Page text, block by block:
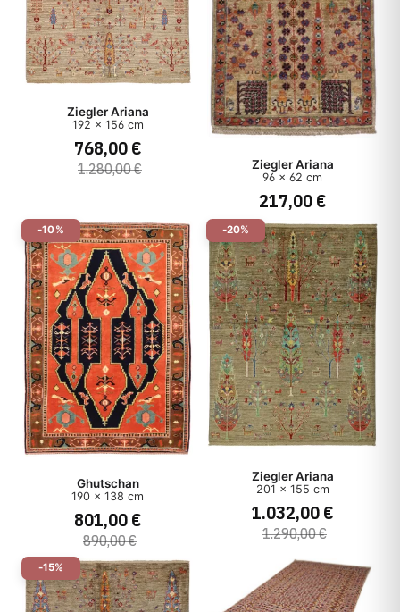
Ziegler Ariana
192 x 156 cm
768,00 €
1.280,00 € Ziegler Ariana
96 x 62 cm
217,00 €
-10%
Ghutschan
190 x 138 cm
801,00 €
890,00 €
-20%
Ziegler Ariana
201 x 155 cm
1.032,00 €
1.290,00 €
-15%